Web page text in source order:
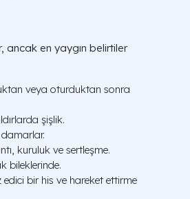
ancak en yaygın belirtiler
veya oturduktan sonra
şişlik.
damarlar.
kuruluk ve sertleşme.
bileklerinde.
bir his ve hareket ettirme